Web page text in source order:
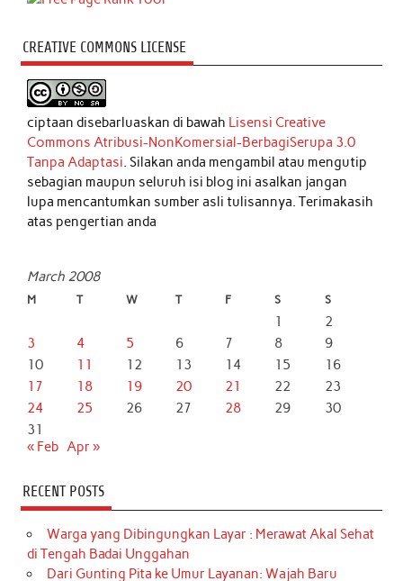
CREATIVE COMMONS LICENSE
ciptaan disebarluaskan di bawah Lisensi Creative
Commons Atribusi-NonKomersial-BerbagiSerupa 3.0
Tanpa Adaptasi. Silakan anda mengambil atau mengutip
sebagian maupun seluruh isi blog ini asalkan jangan
lupa mencantumkan sumber asli tulisannya. Terimakasih
atas pengertian anda
March 2008
M T W T F S S
1
2
3
4 5 6 7 8
9
10
11 12 13 14 15
16
17
18 19 20 21 22
23
24
25 26 27 28 29
30
31
« Feb Apr »
RECENT POSTS
Warga yang Dibingungkan Layar : Merawat Akal Sehat
di Tengah Badai Unggahan
Dari Gunting Pita ke Umur Layanan: Wajah Baru